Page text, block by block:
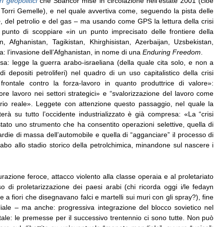
Torri Gemelle), e nel quale avvertiva come, seguendo la pista delle
, del petrolio e del gas – ma usando come GPS la lettura della crisi
di scoppiare «in un punto imprecisato delle frontiere della
Afghanistan, Tagikistan, Khirghisistan, Azerbaijan, Uzsbekistan,
l’invasione dell’Afghanistan, in nome di una Enduring Freedom
legge la guerra arabo-israeliana (della quale cita solo, e non a
depositi petroliferi) nel quadro di un uso capitalistico della crisi
frontale contro la forza-lavoro in quanto produttrice di valore»:
lavoro nei settori strategici» e “svalorizzazione del lavoro come
reale». Leggete con attenzione questo passaggio, nel quale la
su tutto l’occidente industrializzato è già compresa: «La “crisi
uno strumento che ha consentito operazioni selettive, quella di
di massa dell’automobile e quella di “agganciare” il processo di
allo stadio storico della petrolchimica, minandone sul nascere i
feroce, attacco violento alla classe operaia e al proletariato
di proletarizzazione dei paesi arabi (chi ricorda oggi i/le fedayn
a fiori che disegnavano falci e martelli sui muri con gli spray?), fine
– ma anche: progressiva integrazione del blocco sovietico nel
le premesse per il successivo trentennio ci sono tutte. Non può